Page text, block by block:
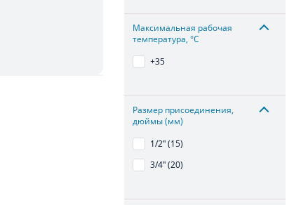
Максимальная рабочая
температура, °С
+35
Размер присоединения,
дюймы (мм)
1/2ʺ (15)
3/4ʺ (20)